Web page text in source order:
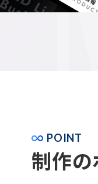
POINT
制作の